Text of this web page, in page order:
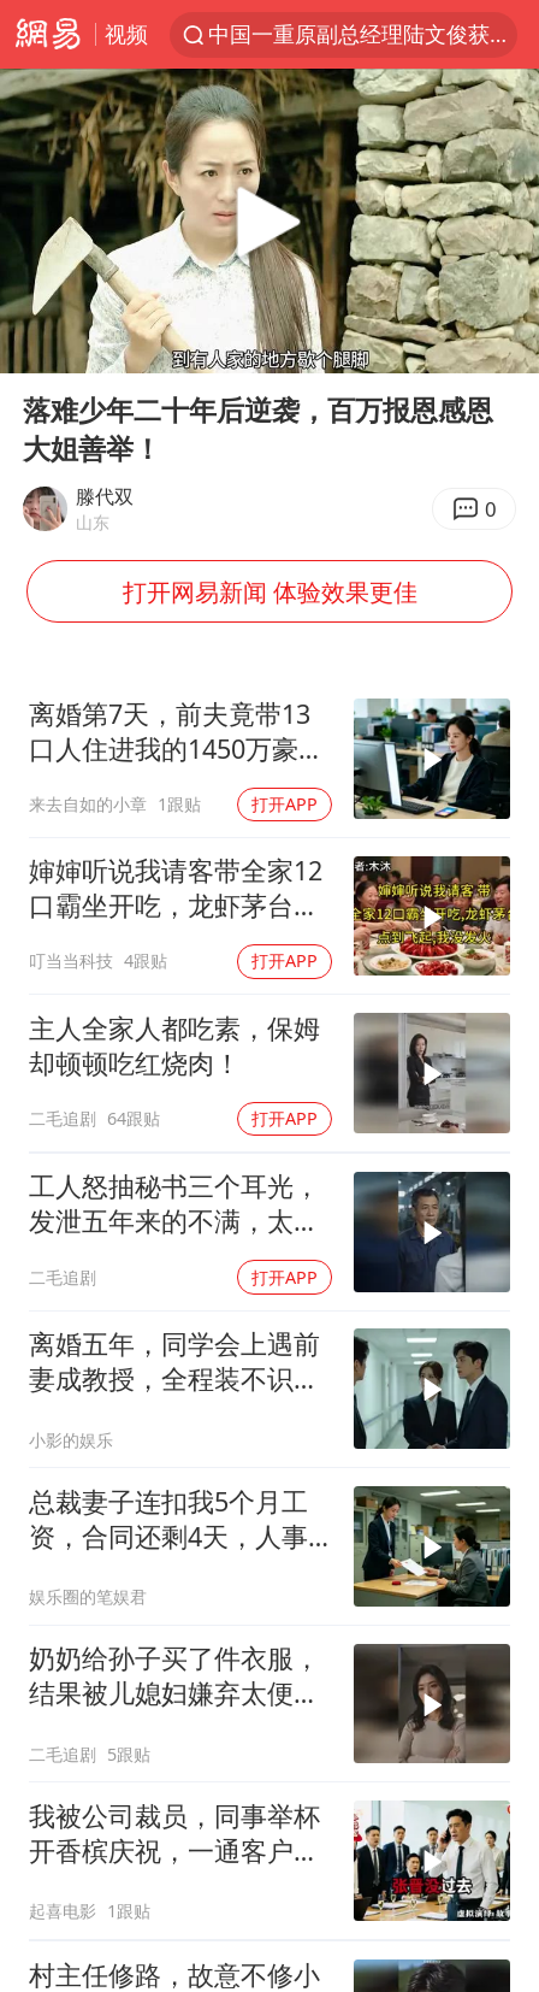
视频
中国一重原副总经理陆文俊获刑15年
APEC峰会倒计时100天
新能源汽车产业链提速
众星发文悼念秦焰
苏州河水抢排翻泄至黄浦江
“还不如不放假”
大连一起飞航班因乘客可乐爆瓶折返
独闯南太行失联女子遗体已找到
白海豚突然大拐弯 走出罕见路线
武契奇：欧洲已处于大战边缘
女孩每天“拼豆”拼坏眼睛
部分银行上调存款利率
医疗垃圾做手机壳 这也是谋财害命
路虎卫士限时降17万 BBA已集体降价
下党之路
Play
00:00 09:09
落难少年二十年后逆袭，百万报恩感恩
大姐善举！
滕代双
山东 0
打开网易新闻 体验效果更佳
离婚第7天，前夫竟带13
口人住进我的1450万豪
来去自如的小章 1跟贴 打开APP
婶婶听说我请客带全家12
口霸坐开吃，龙虾茅台点
叮当当科技 4跟贴 打开APP
主人全家人都吃素，保姆
却顿顿吃红烧肉！
二毛追剧 64跟贴 打开APP
工人怒抽秘书三个耳光，
发泄五年来的不满，太解
二毛追剧 打开APP
离婚五年，同学会上遇前
妻成教授，全程装不识，
小影的娱乐
总裁妻子连扣我5个月工
资，合同还剩4天，人事
娱乐圈的笔娱君
奶奶给孙子买了件衣服，
结果被儿媳妇嫌弃太便
二毛追剧 5跟贴
我被公司裁员，同事举杯
开香槟庆祝，一通客户解
个错愕失神
起喜电影 1跟贴
村主任修路，故意不修小